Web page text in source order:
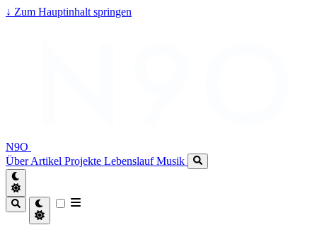
↓ Zum Hauptinhalt springen
N9O
ÜberArtikel Projekte LebenslaufMusik